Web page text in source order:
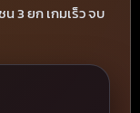
3 ยก เกมเร็ว จบ